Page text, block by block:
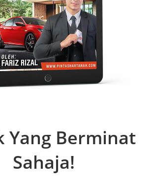
Yang Berminat
Sahaja!